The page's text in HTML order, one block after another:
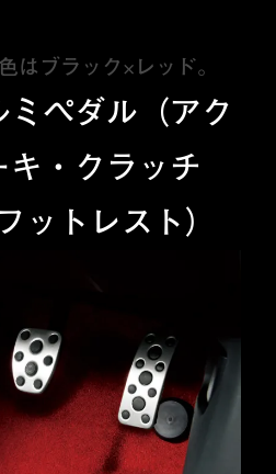
はブラック×レッド。
ペダル（アク
キ・クラッチ
ットレスト）